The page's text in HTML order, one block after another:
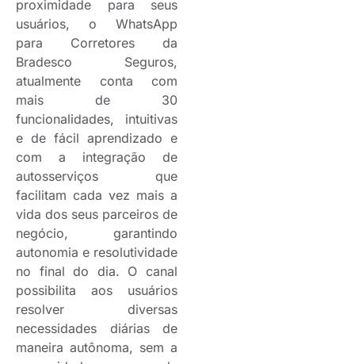
proximidade para seus
usuários, o WhatsApp
para Corretores da
Bradesco Seguros,
atualmente conta com
mais de 30
funcionalidades, intuitivas
e de fácil aprendizado e
com a integração de
autosserviços que
facilitam cada vez mais a
vida dos seus parceiros de
negócio, garantindo
autonomia e resolutividade
no final do dia. O canal
possibilita aos usuários
resolver diversas
necessidades diárias de
maneira autônoma, sem a